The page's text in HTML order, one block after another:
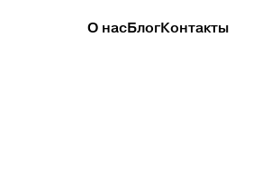
О насБлогКонтакты